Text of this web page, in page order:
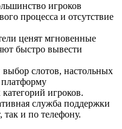
игроков
процесса и отсутствие
ценят мгновенные
быстро вывести
слотов, настольных
игроков.
служба поддержки
так и по телефону.